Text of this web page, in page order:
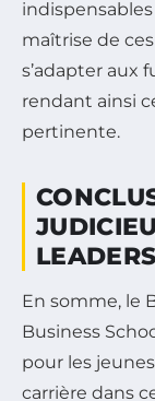
maîtrise de
s’adapter aux
rendant ainsi
pertinente.
En somme, le
Business
pour les
carrière dans